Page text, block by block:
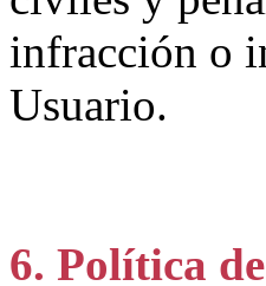
infracción o
Usuario.
6. Política